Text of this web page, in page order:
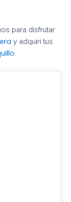
para disfrutar
y adquirí tus